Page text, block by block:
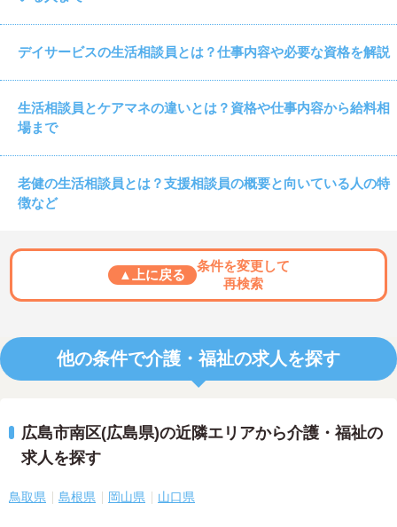
デイサービスの生活相談員とは？仕事内容や必要な資格を解説
生活相談員とケアマネの違いとは？資格や仕事内容から給料相
場まで
老健の生活相談員とは？支援相談員の概要と向いている人の特
徴など
▲上に戻る
条件を変更して
再検索
他の条件で介護・福祉の求人を探す
広島市南区(広島県)の近隣エリアから介護・福祉の
求人を探す
鳥取県 島根県 岡山県 山口県